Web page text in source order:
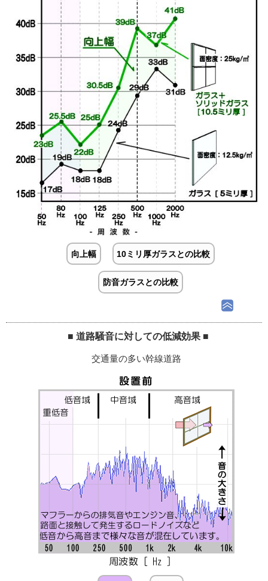
向上幅 10ミリ厚ガラスとの比較
防音ガラスとの比較
■ 道路騒音に対しての低減効果 ■
交通量の多い幹線道路